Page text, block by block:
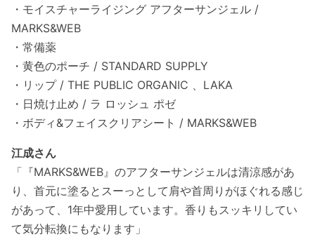
・モイスチャーライジング アフターサンジェル /
MARKS&WEB
・常備薬
・黄色のポーチ / STANDARD SUPPLY
・リップ / THE PUBLIC ORGANIC 、LAKA
・日焼け止め / ラ ロッシュ ポゼ
・ボディ&フェイスクリアシート / MARKS&WEB
江成さん
「『MARKS&WEB』のアフターサンジェルは清涼感があ
り、首元に塗るとスーっとして肩や首周りがほぐれる感じ
があって、1年中愛用しています。香りもスッキリしてい
て気分転換にもなります」